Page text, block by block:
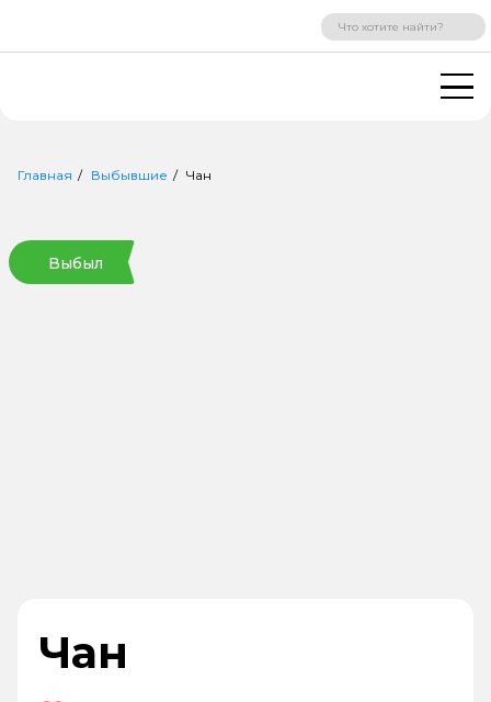
ВХОД РЕГИСТРАЦИЯ
Главная Выбывшие Чан
Выбыл
Чан